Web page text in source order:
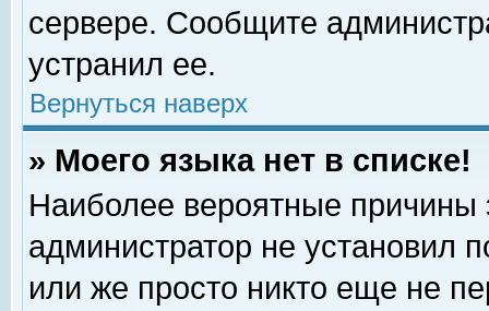
сервере. Сообщите
устранил ее.
Вернуться наверх
» Моего языка нет в списке!
Наиболее вероятные причины
администратор не установил
или же просто никто еще не